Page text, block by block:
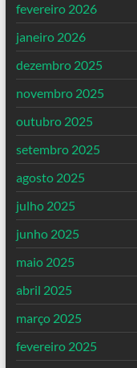
fevereiro 2026
janeiro 2026
dezembro 2025
novembro 2025
outubro 2025
setembro 2025
agosto 2025
julho 2025
junho 2025
maio 2025
abril 2025
março 2025
fevereiro 2025